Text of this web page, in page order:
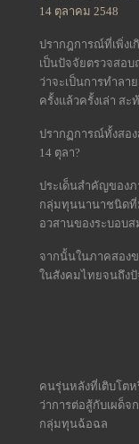
14 ตุลาคม 2548
ปรากฎการณ์ที่เพิ่งเ
เป็นปัจจัยตรวจสอ
ว่าจะเป็นการทำลา
ครั้งแล้วครั้งเล่า ส
ปรากฏการณ์ทั้งสอ
14 ตุลา?
ประเด็นสำคัญของ
กลุ่มทุนนานาชนิดที่
อวสานของระบอบ
จากนั้นในภาคสอง
ในสังคมไทยจนถึง
คนรุ่นหลังที่เติบโต
ว่าการต่อสู้กับเผด็จ
กลุ่มทุนฉ้อฉล